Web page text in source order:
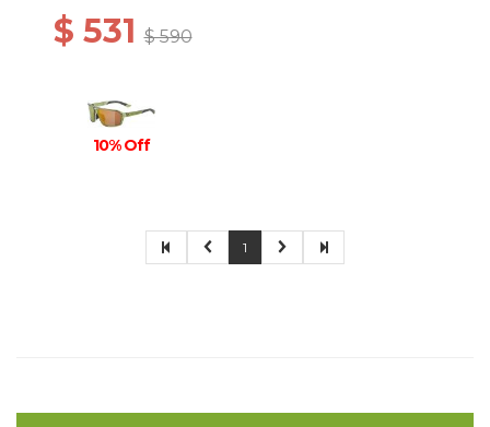
$ 531$ 590
10% Off
1